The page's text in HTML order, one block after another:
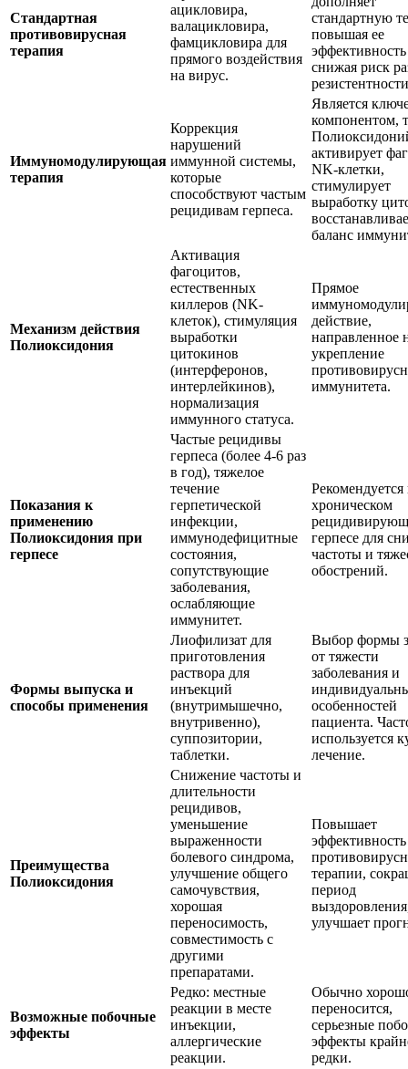
Стандартная
противовирусная
терапия
ацикловира,
валацикловира,
фамцикловира для
прямого воздействия
на вирус.
стандартную
повышая ее
снижая риск
Иммуномодулирующая
терапия
Коррекция
нарушений
иммунной системы,
которые
способствуют частым
рецидивам герпеса.
Является
компонентом,
активирует
NK-клетки,
стимулирует
выработку
баланс
Механизм действия
Полиоксидония
Активация
фагоцитов,
естественных
киллеров (NK-
клеток), стимуляция
выработки
цитокинов
(интерферонов,
интерлейкинов),
нормализация
иммунного статуса.
Прямое
действие,
направленное
укрепление
иммунитета.
Показания к
применению
Полиоксидония при
герпесе
Частые рецидивы
герпеса (более 4-6 раз
в год), тяжелое
течение
герпетической
инфекции,
иммунодефицитные
состояния,
сопутствующие
заболевания,
ослабляющие
иммунитет.
хроническом
герпесе для
частоты и
обострений.
Формы выпуска и
способы применения
Лиофилизат для
приготовления
раствора для
инъекций
(внутримышечно,
внутривенно),
суппозитории,
таблетки.
Выбор формы
от тяжести
заболевания и
особенностей
пациента.
используется
лечение.
Преимущества
Полиоксидония
Снижение частоты и
длительности
рецидивов,
уменьшение
выраженности
болевого синдрома,
улучшение общего
самочувствия,
хорошая
переносимость,
совместимость с
другими
препаратами.
Повышает
эффективность
терапии,
период
улучшает
Возможные побочные
эффекты
Редко: местные
реакции в месте
инъекции,
аллергические
реакции.
Обычно
переносится,
серьезные
эффекты
редки.